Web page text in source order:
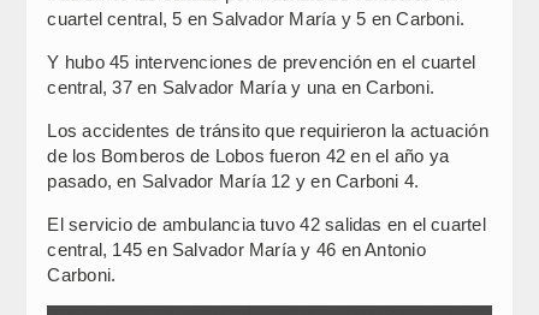
cuartel central, 5 en Salvador María y 5 en Carboni.
Y hubo 45 intervenciones de prevención en el cuartel
central, 37 en Salvador María y una en Carboni.
Los accidentes de tránsito que requirieron la actuación
de los Bomberos de Lobos fueron 42 en el año ya
pasado, en Salvador María 12 y en Carboni 4.
El servicio de ambulancia tuvo 42 salidas en el cuartel
central, 145 en Salvador María y 46 en Antonio
Carboni.